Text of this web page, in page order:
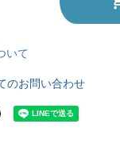
いて
のお問い合わせ